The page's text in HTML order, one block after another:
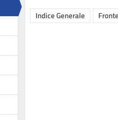
Indice Generale